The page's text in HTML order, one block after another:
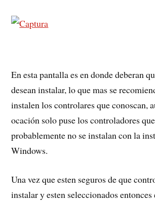
En esta pantalla es en donde deberan
desean instalar, lo que mas se
instalen los controlares que conoscan,
ocación solo puse los controladores
probablemente no se instalan con la
Windows.
Una vez que esten seguros de que
instalar y esten seleccionados